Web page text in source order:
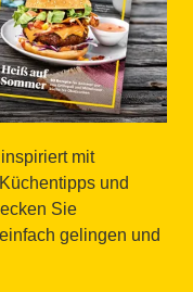
mit
und
Sie
gelingen und